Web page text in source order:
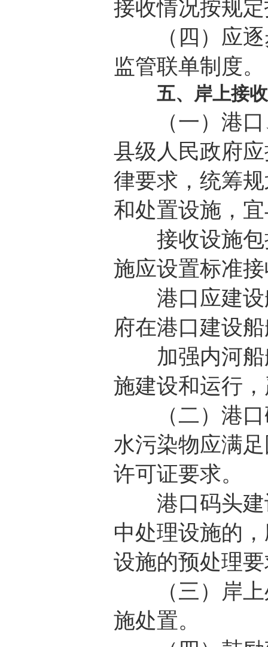
接收情况按规
（四）应逐
监管联单制度。
五、岸上接
（一）港口
县级人民政府
律要求，统筹
和处置设施，
接收设施包
施应设置标准
港口应建设
府在港口建设
加强内河船
施建设和运行
（二）港口
水污染物应满
许可证要求。
港口码头建
中处理设施的
设施的预处理
（三）岸上
施处置。